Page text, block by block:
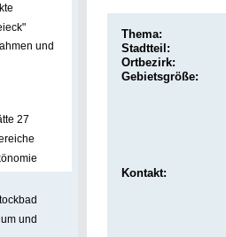
und
27
und
Thema:
Stadtteil:
Ortbezirk:
Gebietsgröße:
Kontakt: